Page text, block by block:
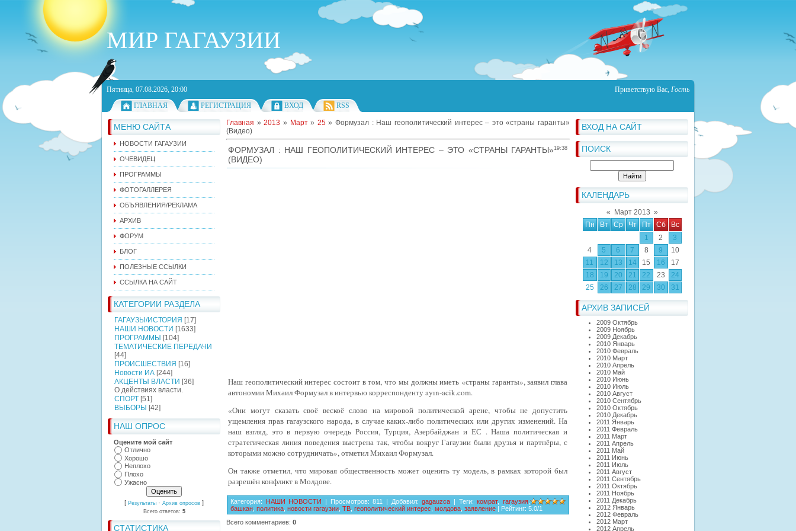
МИР ГАГАУЗИИ
Пятница, 07.08.2026, 20:00 Приветствую Вас, Гость
ГЛАВНАЯ
РЕГИСТРАЦИЯ ВХОД RSS
МЕНЮ САЙТА
НОВОСТИ ГАГАУЗИИ
ОЧЕВИДЕЦ
ПРОГРАММЫ
ФОТОГАЛЛЕРЕЯ
ОБЪЯВЛЕНИЯ/РЕКЛАМА
АРХИВ
ФОРУМ
БЛОГ
ПОЛЕЗНЫЕ ССЫЛКИ
ССЫЛКА НА САЙТ
КАТЕГОРИИ РАЗДЕЛА
ГАГАУЗЫ/ИСТОРИЯ [17]
НАШИ НОВОСТИ [1633]
ПРОГРАММЫ [104]
ТЕМАТИЧЕСКИЕ ПЕРЕДАЧИ
[44]
ПРОИСШЕСТВИЯ [16]
Новости ИА [244]
АКЦЕНТЫ ВЛАСТИ [36]
О действиях власти.
СПОРТ [51]
ВЫБОРЫ [42]
НАШ ОПРОС
Оцените мой сайт
Отлично
Хорошо
Неплохо
Плохо
Ужасно
[ Результаты · Архив опросов ]
Всего ответов: 5
СТАТИСТИКА
ВХОД НА САЙТ
ПОИСК
КАЛЕНДАРЬ
« Март 2013 »
Пн
Вт Ср Чт Пт Сб
Вс
1
2
3
4
5 6 7 8 9
10
11
12 13 14 15 16
17
18
19 20 21 22 23
24
25
26 27 28 29 30 31
АРХИВ ЗАПИСЕЙ
2009 Октябрь
2009 Ноябрь
2009 Декабрь
2010 Январь
2010 Февраль
2010 Март
2010 Апрель
2010 Май
2010 Июнь
2010 Июль
2010 Август
2010 Сентябрь
2010 Октябрь
2010 Декабрь
2011 Январь
2011 Февраль
2011 Март
2011 Апрель
2011 Май
2011 Июнь
2011 Июль
2011 Август
2011 Сентябрь
2011 Октябрь
2011 Ноябрь
2011 Декабрь
2012 Январь
2012 Февраль
2012 Март
2012 Апрель
Главная »2013 » Март » 25» Формузал : Наш геополитический интерес – это «страны гаранты»
(Видео)
19:38
ФОРМУЗАЛ : НАШ ГЕОПОЛИТИЧЕСКИЙ ИНТЕРЕС – ЭТО «СТРАНЫ ГАРАНТЫ»
(ВИДЕО)
Наш геополитический интерес состоит в том, что мы должны иметь «страны гаранты», заявил глава
автономии Михаил Формузал в интервью корреспондентуayın-acik.com.
«Они могут сказать своё вескоё слово на мировой политической арене, чтобы не допустить
ущемления прав гагаузского народа, в случае каких-либо политических или других изменений. На
наш взгляд, это в первую очередь Россия, Турция, Азербайджан и ЕС . Наша политическая и
стратегическая линия поведения выстрена так, чтобы вокруг Гагаузии были друзья и партнёры, с
которыми можно сотрудничать», отметил Михаил Формузал.
Он также отметил, что мировая общественность может оценить ту модель, в рамках которой был
разрешён конфликт в Молдове.
Категория: НАШИ НОВОСТИ | Просмотров: 811 | Добавил: gagauzca | Теги: комрат,гагаузия ,
башкан политика новости гагаузии ТВ геополитический интерес молдова заявление | Рейтинг: 5.0/1
Всего комментариев: 0